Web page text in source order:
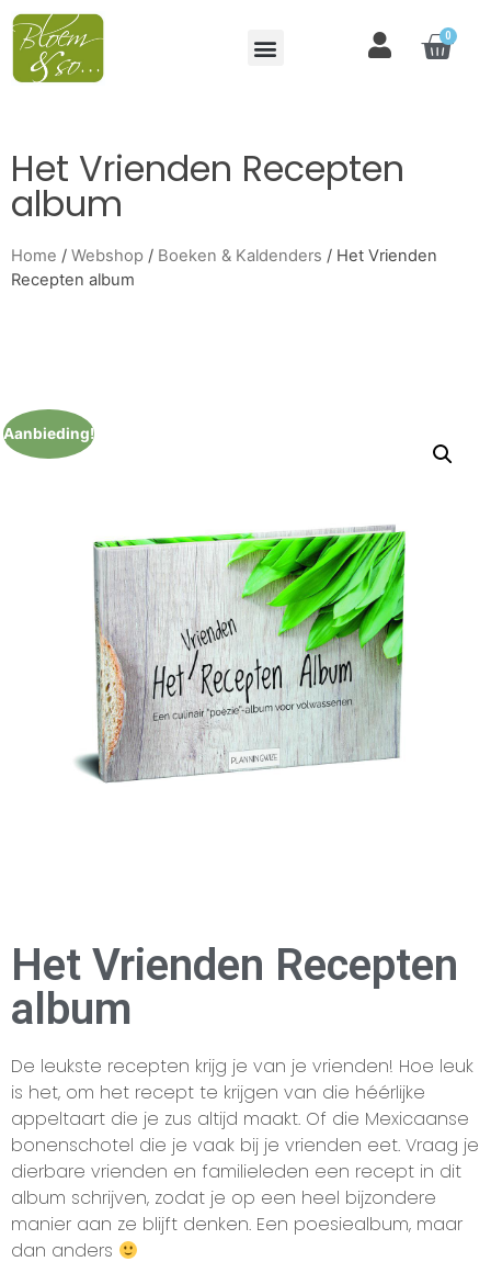
0
Het Vrienden Recepten
album
Home / Webshop / Boeken & Kaldenders / Het Vrienden
Recepten album
Aanbieding!
Het Vrienden Recepten
album
De leukste recepten krijg je van je vrienden! Hoe leuk
is het, om het recept te krijgen van die héérlijke
appeltaart die je zus altijd maakt. Of die Mexicaanse
bonenschotel die je vaak bij je vrienden eet. Vraag je
dierbare vrienden en familieleden een recept in dit
album schrijven, zodat je op een heel bijzondere
manier aan ze blijft denken. Een poesiealbum, maar
dan anders